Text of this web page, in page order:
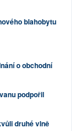
blahobytu
o obchodní
podpořil
druhé vlně